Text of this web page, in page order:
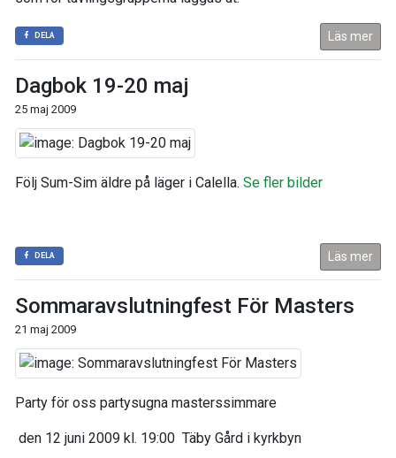
DELA Läs mer
Dagbok 19-20 maj
25 maj 2009
Följ Sum-Sim äldre på läger i Calella. Se fler bilder
DELA Läs mer
Sommaravslutningfest För Masters
21 maj 2009
Party för oss partysugna masterssimmare
den 12 juni 2009 kl. 19:00 Täby Gård i kyrkbyn